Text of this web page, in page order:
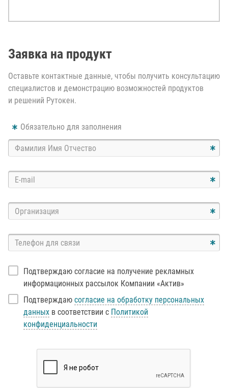
Заявка на продукт
Оставьте контактные данные, чтобы получить консультацию
специалистов и демонстрацию возможностей продуктов
и решений Рутокен.
Обязательно для заполнения
Подтверждаю согласие на получение рекламных
информационных рассылок Компании «Актив»
Подтверждаю согласие на обработку персональных
данных в соответствии с Политикой
конфиденциальности